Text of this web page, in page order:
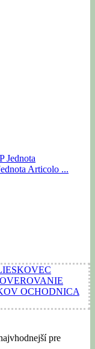
Articolo ...
OVEROVANIE
OCHODNICA
pre